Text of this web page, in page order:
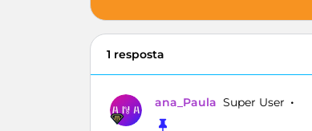
1 resposta
ana_Paula Super User